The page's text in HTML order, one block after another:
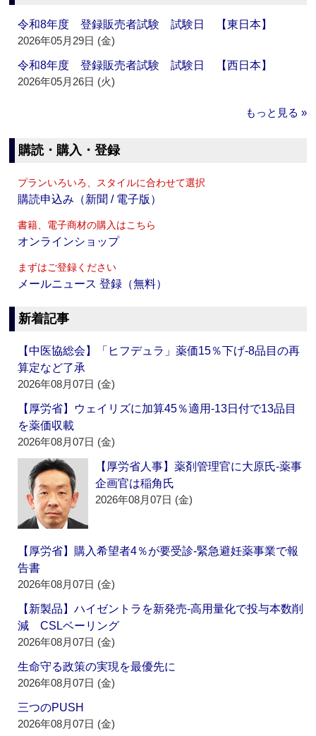
令和8年度 登録販売者試験 試験日 【東日本】
2026年05月29日 (金)
令和8年度 登録販売者試験 試験日 【西日本】
2026年05月26日 (火)
もっと見る »
購読・購入・登録
プランいろいろ、スタイルに合わせて選択
購読申込み（新聞 / 電子版）
書籍、電子商材の購入はこちら
オンラインショップ
まずはご登録ください
メールニュース 登録（無料）
新着記事
【中医協総会】「ヒフデュラ」薬価15％下げ‐8品目の再
算定など了承
2026年08月07日 (金)
【厚労省】ウェイリズに加算45％適用‐13日付で13品目
を薬価収載
2026年08月07日 (金)
【厚労省人事】薬剤管理官に大原氏‐薬事
企画官は稲角氏
2026年08月07日 (金)
【厚労省】購入希望者4％が要受診‐緊急避妊薬事業で報
告書
2026年08月07日 (金)
【新製品】ハイゼントラを新発売‐高用量化で投与本数削
減 CSLベーリング
2026年08月07日 (金)
生命守る政策の実現を最優先に
2026年08月07日 (金)
三つのPUSH
2026年08月07日 (金)